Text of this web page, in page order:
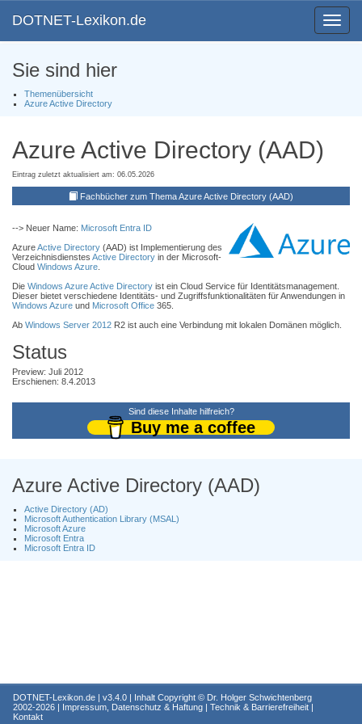
Toggle
DOTNET-Lexikon.de
Sie sind hier
Themenübersicht
Azure Active Directory
Azure Active Directory (AAD)
Eintrag zuletzt aktualisiert am: 06.05.2026
Fachbücher zum Thema Azure Active Directory (AAD)
--> Neuer Name: Microsoft Entra ID
AzureActive Directory (AAD) ist Implementierung des
Verzeichnisdienstes Active Directory in der Microsoft-
Cloud Windows Azure
Die Windows AzureActive Directory ist ein Cloud Service für Identitätsmanagement.
Dieser bietet verschiedene Identitäts- und Zugriffsfunktionalitäten für Anwendungen in
Windows Azure und Microsoft Office 365.
Ab Windows Server 2012 R2 ist auch eine Verbindung mit lokalen Domänen möglich.
Status
Preview: Juli 2012
Erschienen: 8.4.2013
Sind diese Inhalte hilfreich?
Buy me a coffee
Azure Active Directory (AAD)
Active Directory (AD)
Microsoft Authentication Library (MSAL)
Microsoft Azure
Microsoft Entra
Microsoft Entra ID
DOTNET-Lexikon.de | v3.4.0 | Inhalt Copyright © Dr. Holger Schwichtenberg
2002-2026 | Impressum, Datenschutz & Haftung | Technik & Barrierefreiheit |
Kontakt